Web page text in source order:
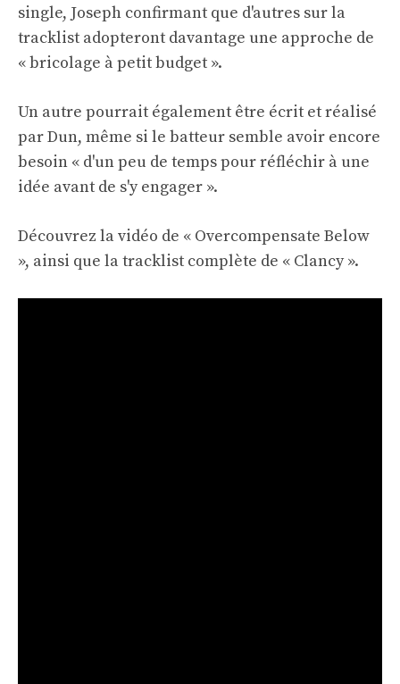
single, Joseph confirmant que d'autres sur la
tracklist adopteront davantage une approche de
« bricolage à petit budget ».
Un autre pourrait également être écrit et réalisé
par Dun, même si le batteur semble avoir encore
besoin « d'un peu de temps pour réfléchir à une
idée avant de s'y engager ».
Découvrez la vidéo de « Overcompensate Below
», ainsi que la tracklist complète de « Clancy ».